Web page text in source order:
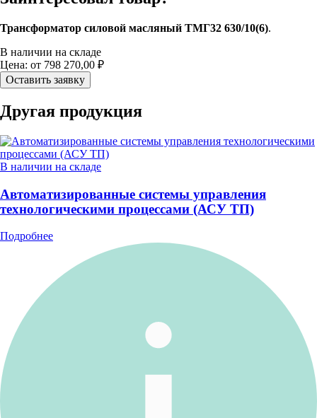
Трансформатор силовой масляный ТМГ32 630/10(6).
В наличии на складе
Цена: от 798 270,00 ₽
Оставить заявку
Другая продукция
В наличии на складе
Автоматизированные системы управления
технологическими процессами (АСУ ТП)
Подробнее